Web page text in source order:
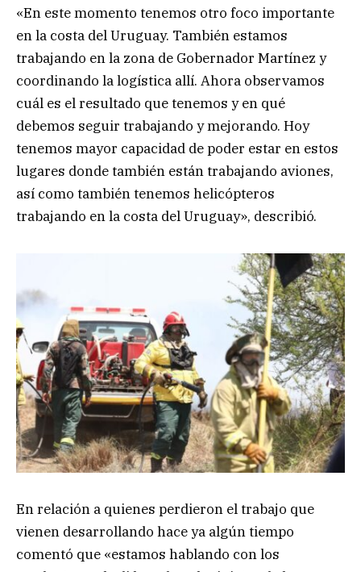
«En este momento tenemos otro foco importante
en la costa del Uruguay. También estamos
trabajando en la zona de Gobernador Martínez y
coordinando la logística allí. Ahora observamos
cuál es el resultado que tenemos y en qué
debemos seguir trabajando y mejorando. Hoy
tenemos mayor capacidad de poder estar en estos
lugares donde también están trabajando aviones,
así como también tenemos helicópteros
trabajando en la costa del Uruguay», describió.
En relación a quienes perdieron el trabajo que
vienen desarrollando hace ya algún tiempo
comentó que «estamos hablando con los